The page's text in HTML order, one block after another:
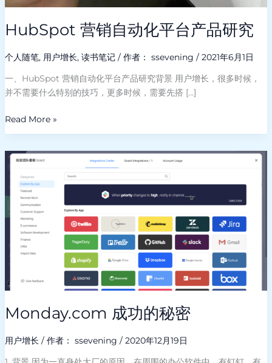
HubSpot 营销自动化平台产品研究
个人随笔, 用户增长, 读书笔记/ 作者： ssevening / 2021年6月1日
一、HubSpot 营销自动化平台产品研究背景 用户增长，很多时候，
并不需要什么特别的技巧，更多时候，需要先搭 […]
Read More »
Monday.com 成功的秘密
用户增长 / 作者： ssevening / 2020年12月19日
Monday.com
成
功
的
秘